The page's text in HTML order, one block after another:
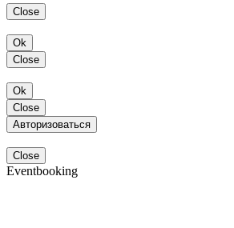
Close
Ok
Close
Ok
Close
Авторизоваться
Close
Eventbooking